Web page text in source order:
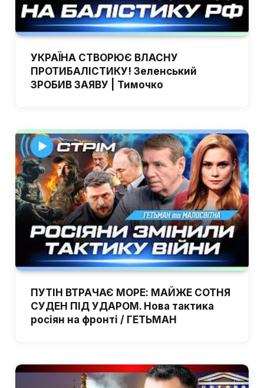
УКРАЇНА СТВОРЮЄ ВЛАСНУ
ПРОТИБАЛІСТИКУ! Зеленський
ЗРОБИВ ЗАЯВУ | Тимочко
ПУТІН ВТРАЧАЄ МОРЕ: МАЙЖЕ СОТНЯ
СУДЕН ПІД УДАРОМ. Нова тактика
росіян на фронті / ГЕТЬМАН